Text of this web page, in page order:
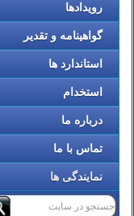
رویدادها
گواهینامه و تقدیر
استاندارد ها
استخدام
درباره ما
تماس با ما
نمایندگی ها